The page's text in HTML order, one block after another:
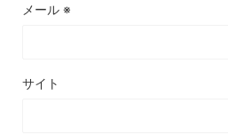
メール ※
サイト